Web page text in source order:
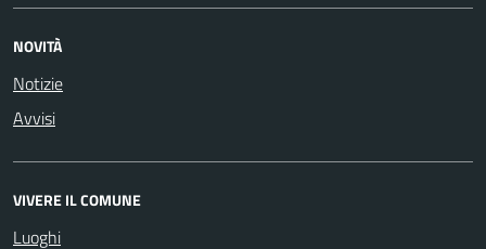
NOVITÀ
Notizie
Avvisi
VIVERE IL COMUNE
Luoghi